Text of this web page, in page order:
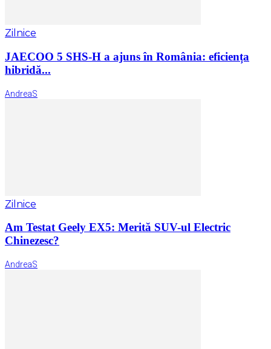
Zilnice
JAECOO 5 SHS-H a ajuns în România: eficiența
hibridă...
AndreaS
Zilnice
Am Testat Geely EX5: Merită SUV-ul Electric
Chinezesc?
AndreaS